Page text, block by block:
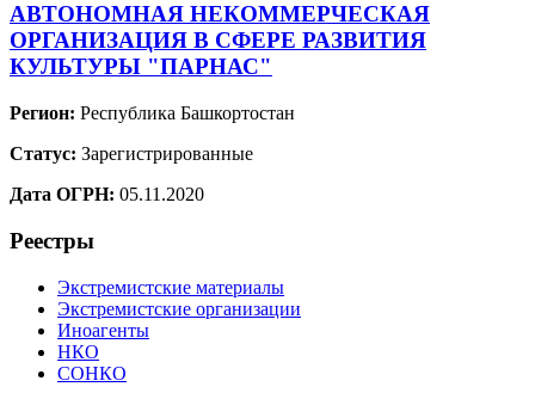
АВТОНОМНАЯ НЕКОММЕРЧЕСКАЯ
ОРГАНИЗАЦИЯ В СФЕРЕ РАЗВИТИЯ
КУЛЬТУРЫ "ПАРНАС"
Регион: Республика Башкортостан
Статус: Зарегистрированные
Дата ОГРН: 05.11.2020
Реестры
Экстремистские материалы
Экстремистские организации
Иноагенты
НКО
СОНКО